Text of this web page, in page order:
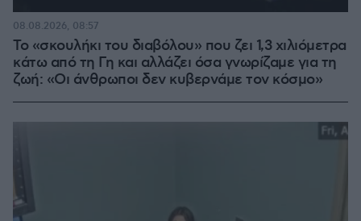
Το «σκουλήκι του διαβόλου» που ζει 1,3 χιλιόμετρα
κάτω από τη Γη και αλλάζει όσα γνωρίζαμε για τη
ζωή: «Οι άνθρωποι δεν κυβερνάμε τον κόσμο»
08.08.2026, 08:57